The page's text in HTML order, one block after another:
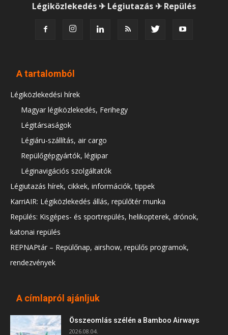
Légiközlekedés ✈ Légiutazás ✈ Repülés
A tartalomból
Légiközlekedési hírek
Magyar légiközlekedés, Ferihegy
Légitársaságok
Légiáru-szállítás, air cargo
Repülőgépgyártók, légiipar
Léginavigációs szolgáltatók
Légiutazás hírek, cikkek, információk, tippek
KarriAIR: Légiközlekedés állás, repülőtér munka
Repülés: Kisgépes- és sportrepülés, helikopterek, drónok,
katonai repülés
REPNAPtár – Repülőnap, airshow, repülős programok,
rendezvények
A címlapról ajánljuk
Összeomlás szélén a Bamboo Airways
2026.08.04.